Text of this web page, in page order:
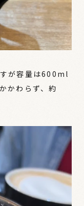
が容量は600ml
かわらず、約